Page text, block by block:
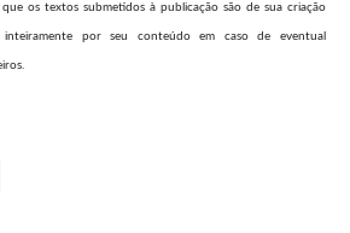
que os textos submetidos à publicação são de sua criação
inteiramente por seu conteúdo em caso de eventual